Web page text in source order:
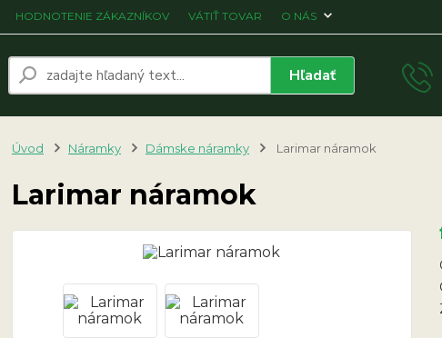
HODNOTENIE ZÁKAZNÍKOV VÁTIŤ TOVAR O NÁS
Hľadať
Úvod Náramky Dámske náramky Larimar náramok
Larimar náramok